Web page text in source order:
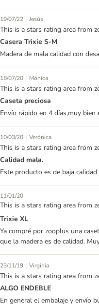
19/07/22 | Jesús
This is a stars rating area from
Casera Trixie S-M
Madera de mala calidad con
18/07/20 | Mónica
This is a stars rating area from
Caseta preciosa
Envío rápido en 4 días,muy
10/03/20 | Verónica
This is a stars rating area from
Calidad mala.
Este producto es de baja
11/01/20
This is a stars rating area from
Trixie XL
Ya compré por zooplus una
que la madera es de calidad.
23/11/19 | Virginia
This is a stars rating area from
ALGO ENDEBLE
En general el embalaje y envío